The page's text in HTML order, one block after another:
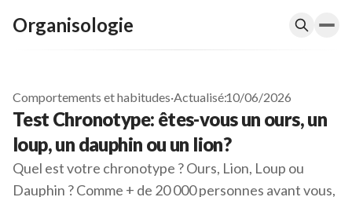
Organisologie
Comportements et habitudes·Actualisé:10/06/2026
Test Chronotype: êtes-vous un ours, un
loup, un dauphin ou un lion?
Quel est votre chronotype ? Ours, Lion, Loup ou
Dauphin ? Comme + de 20 000 personnes avant vous,